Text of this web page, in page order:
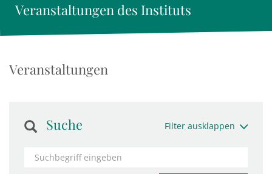
Veranstaltungen des Instituts
Veranstaltungen
Suche Filter ausklappen